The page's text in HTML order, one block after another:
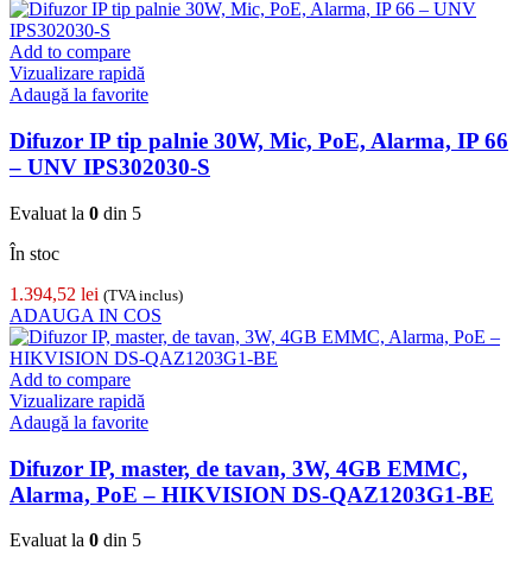
Add to compare
Vizualizare rapidă
Adaugă la favorite
Difuzor IP tip palnie 30W, Mic, PoE, Alarma, IP 66
– UNV IPS302030-S
Evaluat la 0 din 5
În stoc
1.394,52 lei (TVA inclus)
ADAUGA IN COS
Add to compare
Vizualizare rapidă
Adaugă la favorite
Difuzor IP, master, de tavan, 3W, 4GB EMMC,
Alarma, PoE – HIKVISION DS-QAZ1203G1-BE
Evaluat la 0 din 5